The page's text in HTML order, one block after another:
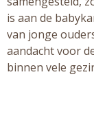
is aan de
van jonge
aandacht voor
binnen vele